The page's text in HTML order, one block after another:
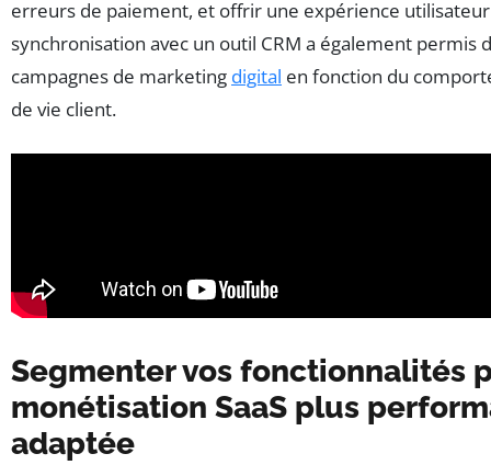
erreurs de paiement, et offrir une expérience
synchronisation avec un outil CRM a également permis
campagnes de marketing digital en fonction du
de vie client.
Segmenter vos fonctionnalités
monétisation SaaS plus
adaptée